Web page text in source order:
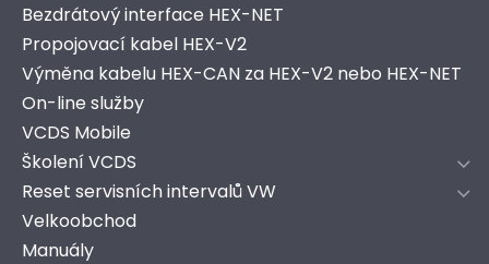
Bezdrátový interface HEX-NET
Propojovací kabel HEX-V2
Výměna kabelu HEX-CAN za HEX-V2 nebo HEX-NET
On-line služby
VCDS Mobile
Školení VCDS
Reset servisních intervalů VW
Velkoobchod
Manuály